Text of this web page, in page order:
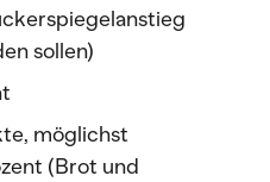
sollen)
möglichst
(Brot und